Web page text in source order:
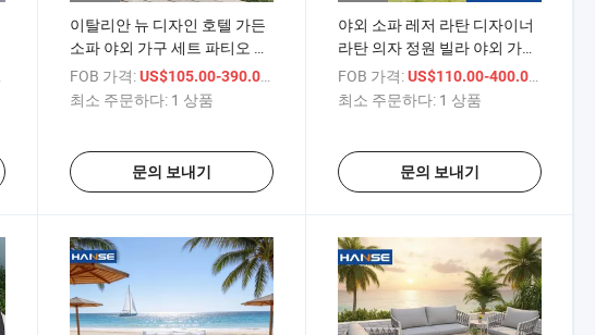
이탈리안 뉴 디자인 호텔 가든
소파 야외 가구 세트 파티오 가
구
FOB 가격: US$105.00-390.00
최소 주문하다: 1 상품
문의 보내기
야외 소파 레저 라탄 디자이너
라탄 의자 정원 빌라 야외 가구
간단한 호텔 테이블
FOB 가격: US$110.00-400.00
최소 주문하다: 1 상품
문의 보내기